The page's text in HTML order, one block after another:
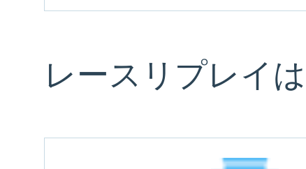
レースリプレイ